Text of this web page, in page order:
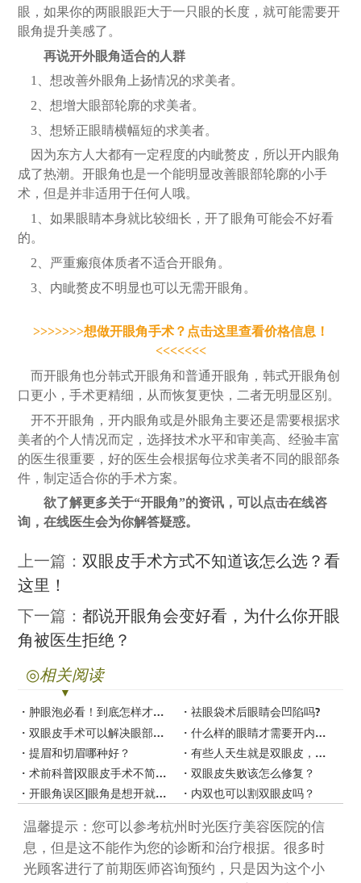
眼，如果你的两眼眼距大于一只眼的长度，就可能需要开
眼角提升美感了 。
再说开外眼角适合的人群
1、想改善外眼角上扬情况的求美者。
2、想增大眼部轮廓的求美者。
3、想矫正眼睛横幅短的求美者。
因为东方人大都有一定程度的内眦赘皮，所以开内眼角
成了热潮。开眼角也是一个能明显改善眼部轮廓的小手
术，但是并非适用于任何人哦。
1、如果眼睛本身就比较细长，开了眼角可能会不好看
的。
2、严重瘢痕体质者不适合开眼角。
3、内眦赘皮不明显也可以无需开眼角。
>>>>>>>想做开眼角手术？点击这里查看价格信息！
<<<<<<<
而开眼角也分韩式开眼角和普通开眼角，韩式开眼角创
口更小，手术更精细，从而恢复更快，二者无明显区别。
开不开眼角，开内眼角或是外眼角主要还是需要根据求
美者的个人情况而定 ，选择技术水平和审美高 、经验丰富
的医生很重要，好的医生会根据每位求美者不同的眼部条
件，制定适合你的手术方案。
欲了解更多关于“开眼角”的资讯，可以点击在线咨
询，在线医生会为你解答疑惑。
上一篇：双眼皮手术方式不知道该怎么选？看
这里！
下一篇：都说开眼角会变好看，为什么你开眼
角被医生拒绝？
◎相关阅读
肿眼泡必看！到底怎样才能让肿眼泡彻底消失？
祛眼袋术后眼睛会凹陷吗?
双眼皮手术可以解决眼部哪些问题？
什么样的眼睛才需要开内眼角和外眼角？
提眉和切眉哪种好？
有些人天生就是双眼皮，为什么还要做双眼皮？
术前科普|双眼皮手术不简单，术前要注意这些！
双眼皮失败该怎么修复？
开眼角误区|眼角是想开就开的吗？
内双也可以割双眼皮吗？
温馨提示：您可以参考杭州时光医疗美容医院的信
息，但是这不能作为您的诊断和治疗根据。很多时
光顾客进行了前期医师咨询预约，只是因为这个小